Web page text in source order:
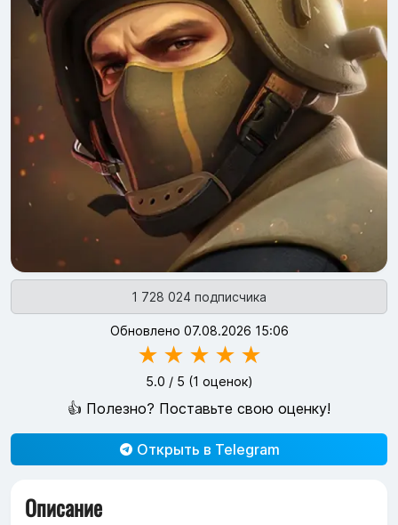
1 728 024 подписчика
Обновлено 07.08.2026 15:06
★ ★ ★ ★ ★
5.0 / 5 (1 оценок)
👍 Полезно? Поставьте свою оценку!
Открыть в Telegram
Описание